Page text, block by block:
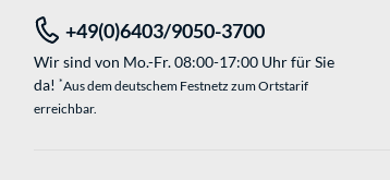
+49(0)6403/9050-3700
Wir sind von Mo.-Fr. 08:00-17:00 Uhr für Sie
da! *Aus dem deutschem Festnetz zum Ortstarif
erreichbar.